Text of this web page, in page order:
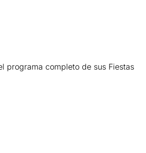
programa completo de sus Fiestas